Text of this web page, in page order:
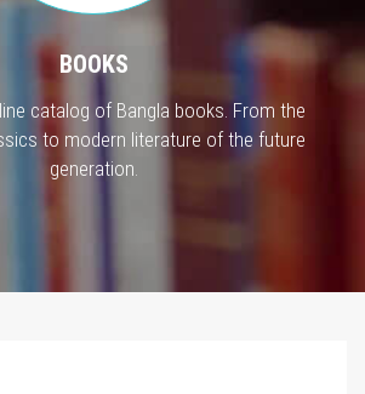
BOOKS
catalog of Bangla books. From the
to modern literature of the future
generation.